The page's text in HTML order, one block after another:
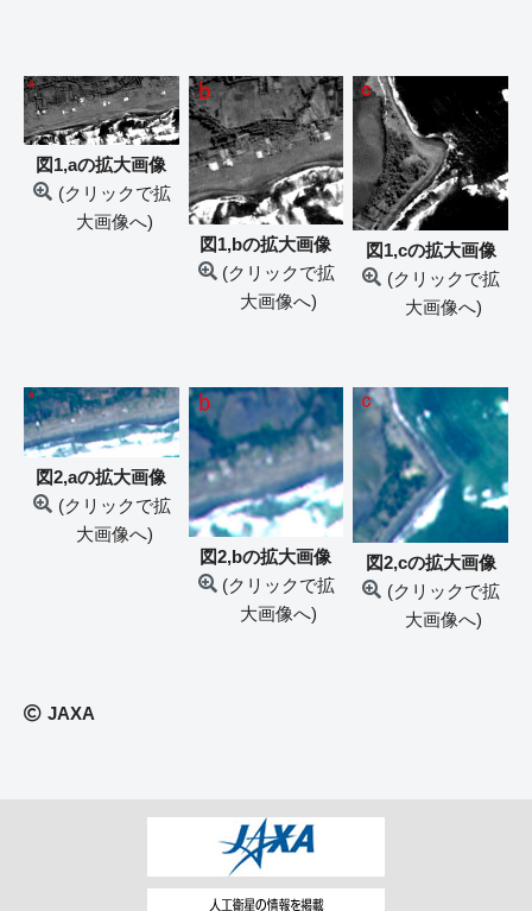
図1,aの拡大画像
(クリックで拡
大画像へ)
図1,bの拡大画像
(クリックで拡
大画像へ)
図1,cの拡大画像
(クリックで拡
大画像へ)
図2,aの拡大画像
(クリックで拡
大画像へ)
図2,bの拡大画像
(クリックで拡
大画像へ)
図2,cの拡大画像
(クリックで拡
大画像へ)
JAXA